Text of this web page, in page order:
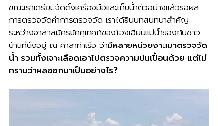
ขณะเราเตรียมจัดตั้งเครื่องมือและเก็บน้ำตัวอย่างแล้วรอผล
การตรวจวัดค่าการตรวจวัด เราได้ยินบทสนทนาสำคัญ
ระหว่างอาสาสมัครมัคคุเทศก์ของโฮงเฮียนแม่น้ำของกับชาว
บ้านที่นั่งอยู่ ณ ศาลาท่าเรือ ว่ามีหลายหน่วยงานมาตรวจวัด
น้ำ รวมทั้งเจาะเลือดเอาไปตรวจความปนเปื้อนด้วย แต่ไม่
ทราบว่าผลออกมาเป็นอย่างไร?